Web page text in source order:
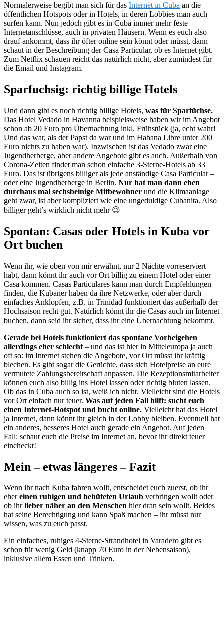
Normalerweise begibt man sich für das Internet in Cuba an die
öffentlichen Hotspots oder in Hotels, in deren Lobbies man auch
surfen kann. Nun jedoch gibt es in Cuba immer mehr feste
Internetanschlüsse, auch in privaten Häusern. Wenn es euch also
drauf ankommt, dass ihr öfter online sein könnt oder müsst, dann
schaut in der Beschreibung der Casa Particular, ob es Internet gibt.
Zum Netflix schauen reicht das natürlich nicht, aber zumindest für
die Email und Instagram.
Sparfuchsig: richtig billige Hotels
Und dann gibt es noch richtig billige Hotels, was für Sparfüchse.
Das Hotel Vedado in Havanna beispielsweise haben wir im Angebot
schon ab 20 Euro pro Übernachtung inkl. Frühstück (ja, echt wahr!
Und das war, als der Papst da war und im Habana Libre unter 200
Euro nichts zu haben war). Inzwischen ist das Vedado zwar eine
Jugendherberge, aber andere Angebote gibt es auch. Außerhalb von
Corona-Zeiten findet man schon einfache 3-Sterne-Hotels ab 33
Euro. Das ist übrigens billiger als jede anständige Casa Particular –
oder eine Jugendherberge in Berlin. Nur hat man dann eben
durchaus mal sechsbeinige Mitbewohner und die Klimaanlage
geht zwar, ist aber kompliziert wie eine ungeduldige Cubanita. Also
billiger geht’s wirklich nicht mehr 😉
Spontan: Casas oder Hotels in Kuba vor
Ort buchen
Wenn ihr, wie oben von mir erwähnt, nur 2 Nächte vorreserviert
habt, dann könnt ihr auch vor Ort billig zu einem Hotel oder einer
Casa kommen. Casas Particulares kann man durch Empfehlungen
finden, die Kubaner haben da ihre Netzwerke, oder aber durch
einfaches Anklopfen, z.B. in Trinidad funktioniert das außerhalb der
Hochsaison recht gut. Natürlich könnt ihr die Casas auch im Internet
buchen, dann seid ihr sicher, dass ihr eine Übernachtung bekommt.
Gerade bei Hotels funktioniert das spontane Vorbeigehen
allerdings eher schlecht – und das ist hier in Mitteleuropa ja auch
oft so: im Internet stehen die Angebote, vor Ort müsst ihr kräftig
blechen. Es gibt sogar die Gerüchte, dass sich Hotelpreise an eure
vermutete Zahlungsbereitschaft anpassen. Die Rezeptionsmitarbeiter
können euch also billig ins Hotel lassen oder richtig bluten lassen.
Ob das in Cuba auch so ist, weiß ich nicht. Vielleicht sind die Hotels
vor Ort einfach nur teuer. Was auf jeden Fall hilft: sucht euch
einen Internet-Hotspot und bucht online. Vielleicht hat das Hotel
ja Internet, dann könnt ihr gleich in der Lobby bleiben. Eventuell hat
ein anderes, besseres Hotel auch gerade ein Angebot. Auf jeden
Fall: schaut euch die Preise im Internet an, bevor ihr direkt teuer
eincheckt!
Mein – etwas längeres – Fazit
Wenn ihr nach Kuba fahren wollt, entscheidet euch zuerst, ob ihr
ehereinen ruhigen und behüteten Urlaub verbringen wollt oder
ob ihrlieber näher an den Menschen hier dran sein wollt. Beides
hat seine Berechtigung und kann Spaß machen – ihr müsst nur
wissen, was zu euch passt.
Ein einfaches, ruhiges 4-Sterne-Strandhotel in Varadero gibt es
schon für wenig Geld (knapp 70 Euro in der Nebensaison),
inklusive allem Essen und Trinken.